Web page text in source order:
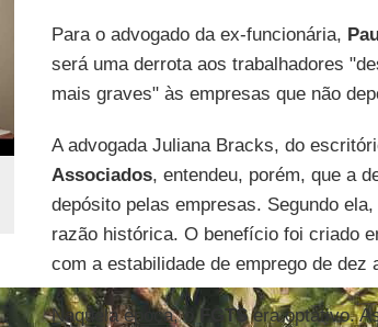
Para o advogado da ex-funcionária,
será uma derrota aos trabalhadores
mais graves" às empresas que não
A advogada Juliana Bracks, do
Associados, entendeu, porém, que a
depósito pelas empresas. Segundo
razão histórica. O benefício foi criado
com a estabilidade de emprego de dez
Naquela época, oFGTSera optativo.